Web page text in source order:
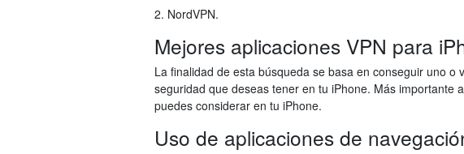
2. NordVPN.
Mejores aplicaciones VPN para
La finalidad de esta búsqueda se basa en conseguir uno
seguridad que deseas tener en tu iPhone. Más importante
puedes considerar en tu iPhone.
Uso de aplicaciones de